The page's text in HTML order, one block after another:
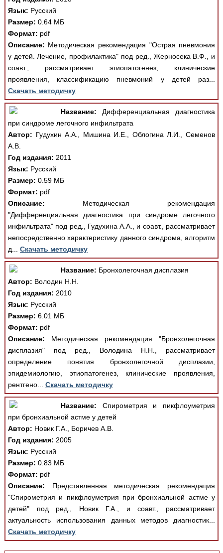
Язык: Русский
Размер: 0.64 МБ
Формат: pdf
Описание: Методическая рекомендация "Острая пневмония
у детей. Лечение, профилактика" под ред., Жерносека В.Ф., и
соавт., рассматривает этиопатогенез, клинические
проявления, классификацию пневмоний у детей раз...
Скачать методичку
Название: Дифференциальная диагностика
при синдроме легочного инфильтрата
Автор: Гудухин А.А., Мишина И.Е., Облогина Л.И., Семенов
А.В.
Год издания: 2011
Язык: Русский
Размер: 0.59 МБ
Формат: pdf
Описание: Методическая рекомендация
"Дифференциальная диагностика при синдроме легочного
инфильтрата" под ред., Гудухина А.А., и соавт., рассматривает
непосредственно характеристику данного синдрома, алгоритм
д... Скачать методичку
Название: Бронхолегочная дисплазия
Автор: Володин Н.Н.
Год издания: 2010
Язык: Русский
Размер: 6.01 МБ
Формат: pdf
Описание: Методическая рекомендация "Бронхолегочная
дисплазия" под ред., Володина Н.Н., рассматривает
определение понятия бронхолегочной дисплазии,
эпидемиологию, этиопатогенез, клинические проявления,
рентгено... Скачать методичку
Название: Спирометрия и пикфлоуметрия
при бронхиальной астме у детей
Автор: Новик Г.А., Боричев А.В.
Год издания: 2005
Язык: Русский
Размер: 0.83 МБ
Формат: pdf
Описание: Представленная методическая рекомендация
"Спирометрия и пикфлоуметрия при бронхиальной астме у
детей" под ред., Новик Г.А., и соавт., рассматривает
актуальность использования данных методов диагностик...
Скачать методичку